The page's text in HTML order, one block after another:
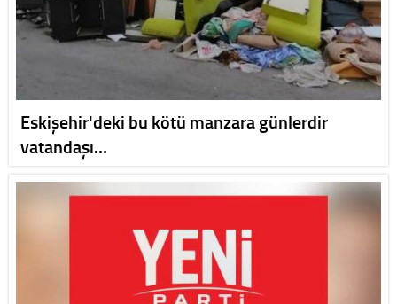
Eskişehir'deki bu kötü manzara günlerdir
vatandaşı…